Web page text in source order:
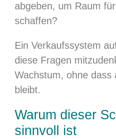
abgeben, um Raum
schaffen?
Ein Verkaufssystem
diese Fragen
Wachstum, ohne dass
bleibt.
Warum dieser
sinnvoll ist